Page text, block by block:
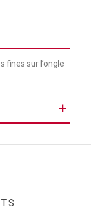
fines sur l’ongle
+